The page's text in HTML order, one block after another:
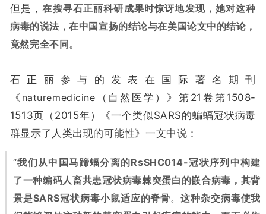
但是，在搜寻石正丽科研成果时惊讶地发现，她对这种
病毒的说法，在中国宣扬的结论与在美国论文中的结论，
竟然完全不同。
石正丽参与的发表在国际著名期刊
《 naturemedicine （自然医学）》第21卷第1508-
1513页（2015年）《一个类似SARS的蝙蝠冠状病毒
群显示了人类出现的可能性》一文中说：
“我们从中国马蹄蝠分离的RsSHC014-冠状序列中构建
了一种编码人畜共患冠状病毒棘突蛋白的嵌合病毒，其背
景是SARS冠状病毒小鼠适应的脊骨。这种杂交病毒使我